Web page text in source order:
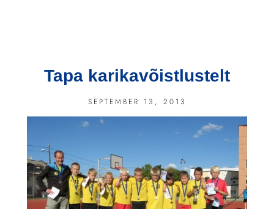
Tapa karikavõistlustelt
SEPTEMBER 13, 2013